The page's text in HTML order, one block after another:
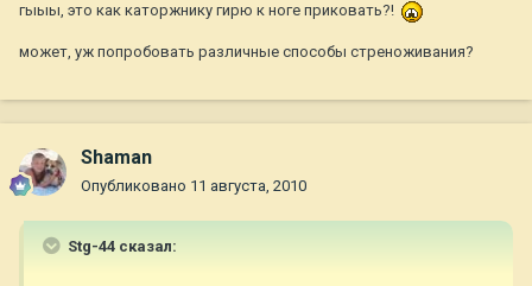
гыыы, это как каторжнику гирю к ноге приковать?!
может, уж попробовать различные способы стреноживания?
Shaman
Опубликовано 11 августа, 2010
Stg-44 сказал: